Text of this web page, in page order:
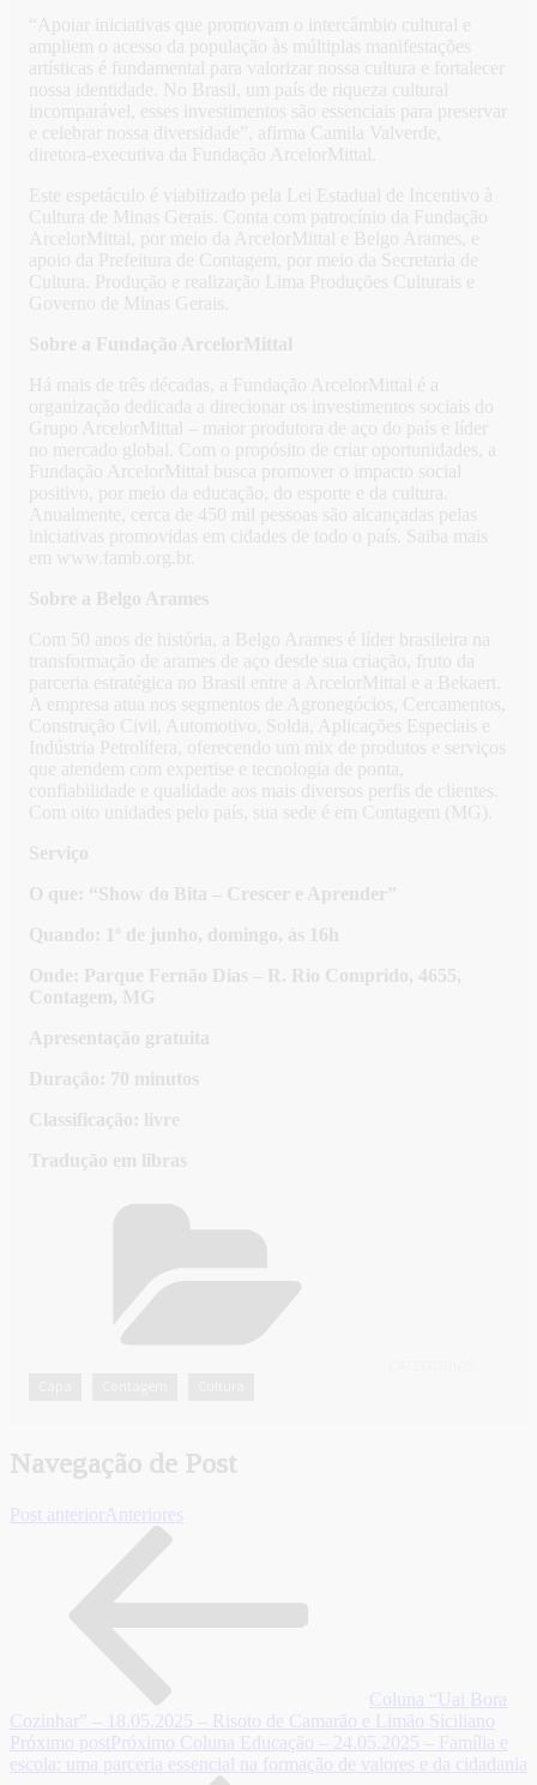
“Apoiar iniciativas que promovam o intercâmbio cultural e
ampliem o acesso da população às múltiplas manifestações
artísticas é fundamental para valorizar nossa cultura e fortalecer
nossa identidade. No Brasil, um país de riqueza cultural
incomparável, esses investimentos são essenciais para preservar
e celebrar nossa diversidade”, afirma Camila Valverde,
diretora-executiva da Fundação ArcelorMittal.
Este espetáculo é viabilizado pela Lei Estadual de Incentivo à
Cultura de Minas Gerais. Conta com patrocínio da Fundação
ArcelorMittal, por meio da ArcelorMittal e Belgo Arames, e
apoio da Prefeitura de Contagem, por meio da Secretaria de
Cultura. Produção e realização Lima Produções Culturais e
Governo de Minas Gerais.
Sobre a Fundação ArcelorMittal
Há mais de três décadas, a Fundação ArcelorMittal é a
organização dedicada a direcionar os investimentos sociais do
Grupo ArcelorMittal – maior produtora de aço do país e líder
no mercado global. Com o propósito de criar oportunidades, a
Fundação ArcelorMittal busca promover o impacto social
positivo, por meio da educação, do esporte e da cultura.
Anualmente, cerca de 450 mil pessoas são alcançadas pelas
iniciativas promovidas em cidades de todo o país. Saiba mais
em www.famb.org.br.
Sobre a Belgo Arames
Com 50 anos de história, a Belgo Arames é líder brasileira na
transformação de arames de aço desde sua criação, fruto da
parceria estratégica no Brasil entre a ArcelorMittal e a Bekaert.
A empresa atua nos segmentos de Agronegócios, Cercamentos,
Construção Civil, Automotivo, Solda, Aplicações Especiais e
Indústria Petrolífera, oferecendo um mix de produtos e serviços
que atendem com expertise e tecnologia de ponta,
confiabilidade e qualidade aos mais diversos perfis de clientes.
Com oito unidades pelo país, sua sede é em Contagem (MG).
Serviço
O que: “Show do Bita – Crescer e Aprender”
Quando: 1º de junho, domingo, às 16h
Onde: Parque Fernão Dias – R. Rio Comprido, 4655,
Contagem, MG
Apresentação gratuita
Duração: 70 minutos
Classificação: livre
Tradução em libras
Navegação de Post
Post anterior Anteriores
Coluna “Uai Bora
Cozinhar” – 18.05.2025 – Risoto de Camarão e Limão Siciliano
Próximo post Próximo Coluna Educação – 24.05.2025 – Família e
escola: uma parceria essencial na formação de valores e da cidadania